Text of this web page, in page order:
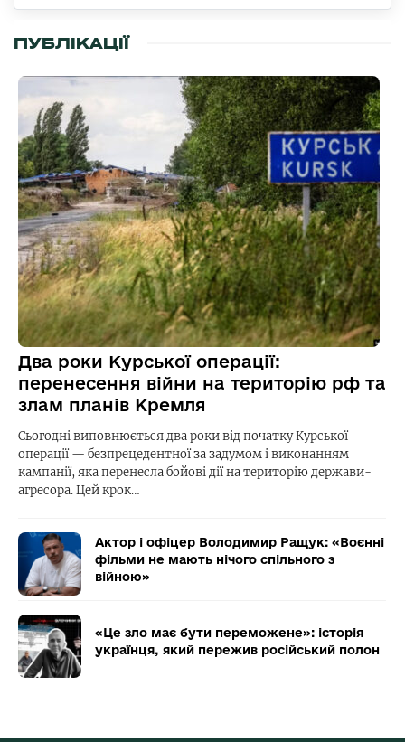
ПУБЛІКАЦІЇ
Два роки Курської операції:
перенесення війни на територію рф та
злам планів Кремля
Сьогодні виповнюється два роки від початку Курської
операції — безпрецедентної за задумом і виконанням
кампанії, яка перенесла бойові дії на територію держави-
агресора. Цей крок…
Актор і офіцер Володимир Ращук: «Воєнні
фільми не мають нічого спільного з
війною»
«Це зло має бути переможене»: історія
українця, який пережив російський полон